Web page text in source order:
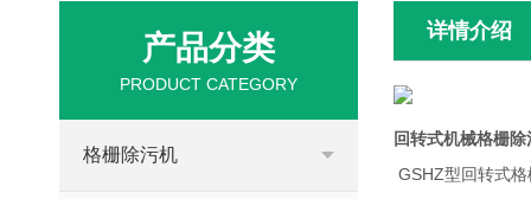
详情介绍
回转式机械格栅
GSHZ型回转式
产品分类
PRODUCT CATEGORY
格栅除污机